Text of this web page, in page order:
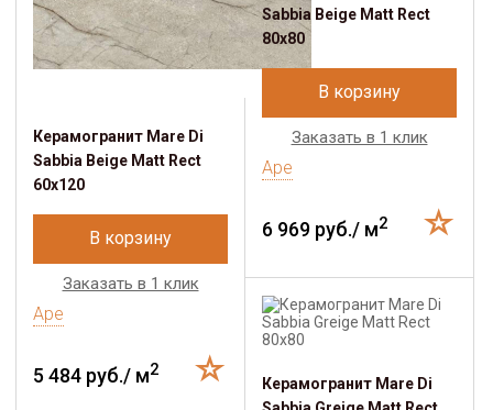
Керамогранит Mare Di
Sabbia Beige Matt Rect
60x120
В корзину
Заказать в 1 клик
Ape
5 484 руб./ м2
Sabbia Beige Matt Rect
80х80
В корзину
Заказать в 1 клик
Ape
6 969 руб./ м2
Керамогранит Mare Di